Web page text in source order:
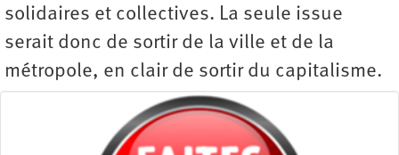
solidaires et collectives. La seule issue
serait donc de sortir de la ville et de la
métropole, en clair de sortir du capitalisme.